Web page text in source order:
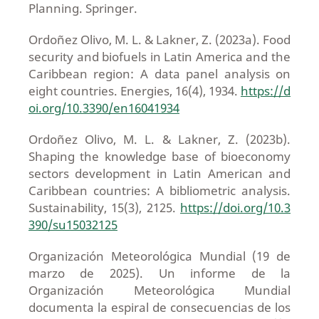
Planning. Springer.
Ordoñez Olivo, M. L. & Lakner, Z. (2023a). Food
security and biofuels in Latin America and the
Caribbean region: A data panel analysis on
eight countries. Energies, 16(4), 1934. https://d
oi.org/10.3390/en16041934
Ordoñez Olivo, M. L. & Lakner, Z. (2023b).
Shaping the knowledge base of bioeconomy
sectors development in Latin American and
Caribbean countries: A bibliometric analysis.
Sustainability, 15(3), 2125. https://doi.org/10.3
390/su15032125
Organización Meteorológica Mundial (19 de
marzo de 2025). Un informe de la
Organización Meteorológica Mundial
documenta la espiral de consecuencias de los